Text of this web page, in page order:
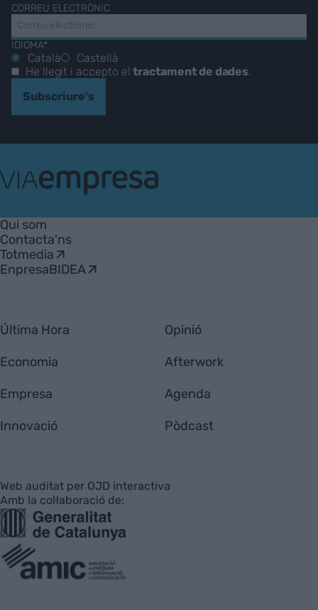
CORREU ELECTRÒNIC
IDIOMA*
Català
Castellà
He llegit i accepto eltractament de dades
Subscriure's
Empresa
Qui som
Contacta'ns
Totmedia
EnpresaBIDEA
Última Hora
Economia
Empresa
Innovació
Opinió
Afterwork
Agenda
Pòdcast
Web auditat per OJD interactiva
Amb la col·laboració de: